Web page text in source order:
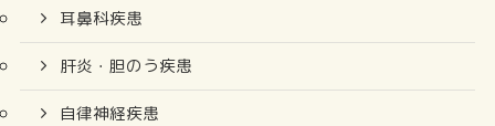
耳鼻科疾患
肝炎・胆のう疾患
自律神経疾患